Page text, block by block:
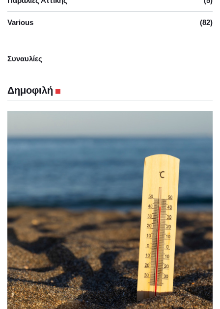
Various (82)
Συναυλίες
Δημοφιλή